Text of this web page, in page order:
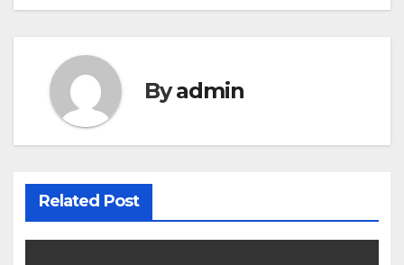
Byadmin
Related Post